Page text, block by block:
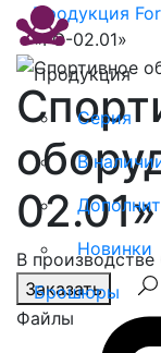
Продукция
Серия
В
Новинки
Брошюры
Продукция
«FO-02.01»
02.01»
В производстве
Заказать
Файлы